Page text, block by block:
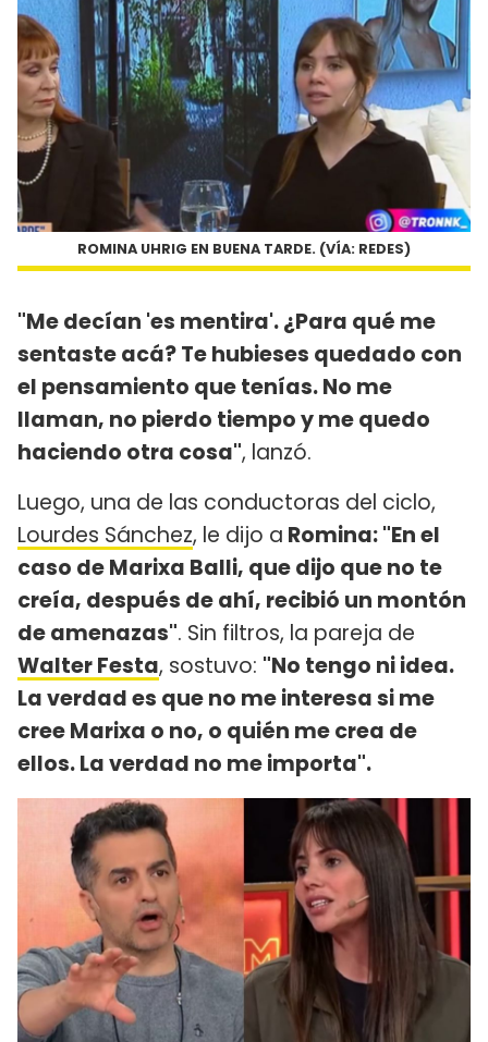
ROMINA UHRIG EN BUENA TARDE. (VÍA: REDES)
"Me decían 'es mentira'. ¿Para qué me
sentaste acá? Te hubieses quedado con
el pensamiento que tenías. No me
llaman, no pierdo tiempo y me quedo
haciendo otra cosa", lanzó.
Luego, una de las conductoras del ciclo,
Lourdes Sánchez, le dijo a Romina: "En el
caso de Marixa Balli, que dijo que no te
creía, después de ahí, recibió un montón
de amenazas". Sin filtros, la pareja de
Walter Festa, sostuvo: "No tengo ni idea.
La verdad es que no me interesa si me
cree Marixa o no, o quién me crea de
ellos. La verdad no me importa".